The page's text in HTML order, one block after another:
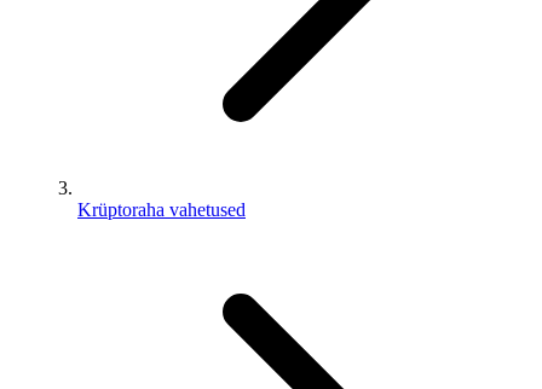
Krüptoraha vahetused